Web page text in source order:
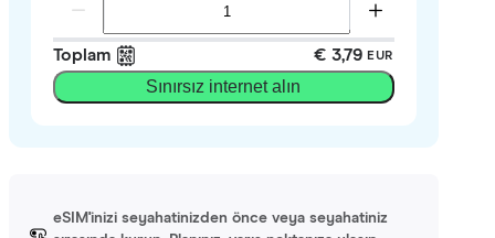
Toplam € 3,79 EUR
Sınırsız internet alın
eSIM'inizi seyahatinizden önce veya seyahatiniz